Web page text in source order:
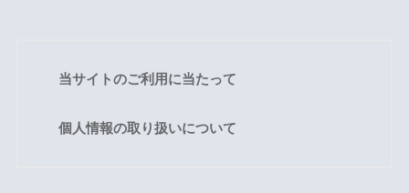
当サイトのご利用に当たって
個人情報の取り扱いについて